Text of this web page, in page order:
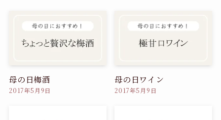
母の日梅酒
2017年5月9日
母の日ワイン
2017年5月9日